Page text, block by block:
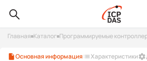
Главная Каталог Программируемые
Основная информация Характеристики